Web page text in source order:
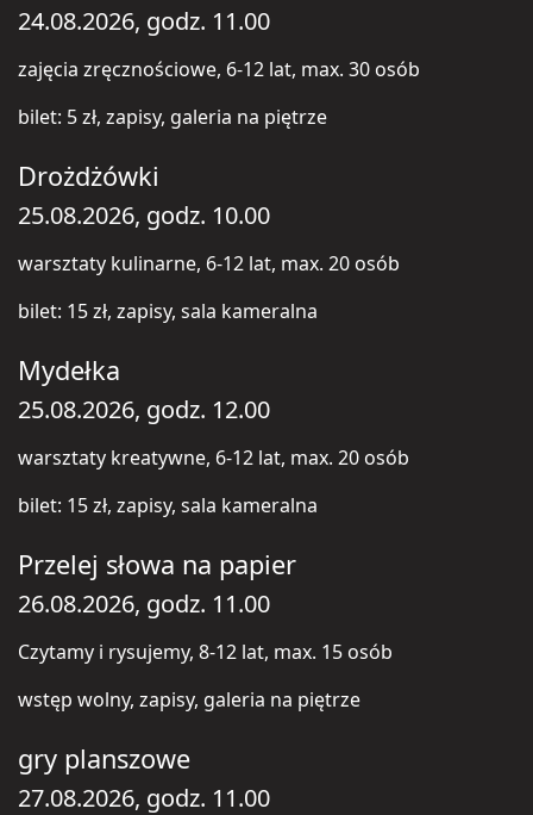
24.08.2026, godz. 11.00
zajęcia zręcznościowe, 6-12 lat, max. 30 osób
bilet: 5 zł, zapisy, galeria na piętrze
Drożdżówki
25.08.2026, godz. 10.00
warsztaty kulinarne, 6-12 lat, max. 20 osób
bilet: 15 zł, zapisy, sala kameralna
Mydełka
25.08.2026, godz. 12.00
warsztaty kreatywne, 6-12 lat, max. 20 osób
bilet: 15 zł, zapisy, sala kameralna
Przelej słowa na papier
26.08.2026, godz. 11.00
Czytamy i rysujemy, 8-12 lat, max. 15 osób
wstęp wolny, zapisy, galeria na piętrze
gry planszowe
27.08.2026, godz. 11.00